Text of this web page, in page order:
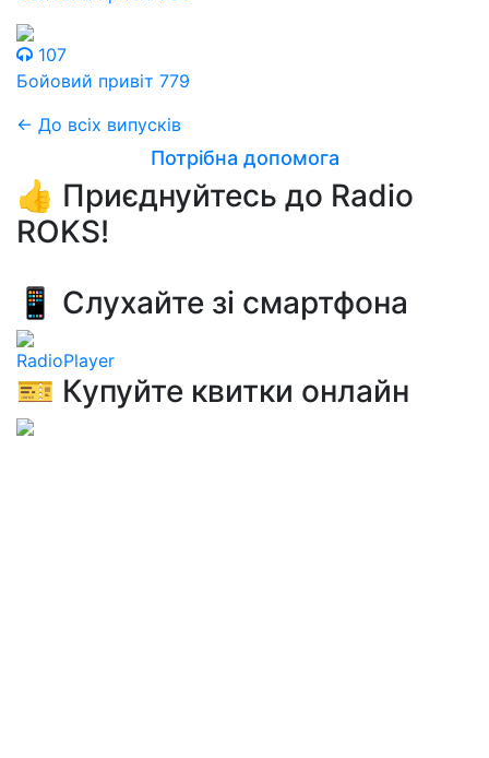
107
Бойовий привіт 779
← До всіх випусків
Потрібна допомога
👍 Приєднуйтесь до Radio
ROKS!
📱 Слухайте зі смартфона
RadioPlayer
🎫 Купуйте квитки онлайн